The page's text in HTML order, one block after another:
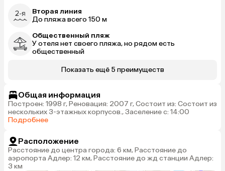
Вторая линия
До пляжа всего 150 м
Общественный пляж
У отеля нет своего пляжа, но рядом есть
общественный
Показать ещё 5 преимуществ
Общая информация
Построен: 1998 г, Реновация: 2007 г, Состоит из: Состоит из
нескольких 3-этажных корпусов., Заселение с: 14:00
Подробнее
Расположение
Расстояние до центра города: 6 км, Расстояние до
аэропорта Адлер: 12 км, Расстояние до жд станции Адлер:
3 км